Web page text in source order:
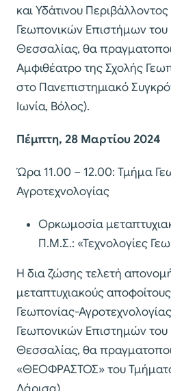
και Υδάτινου
Γεωπονικών Επιστήμων του
Θεσσαλίας, θα
Αμφιθέατρο της Σχολής
στο Πανεπιστημιακό
Ιωνία, Βόλος).
Πέμπτη, 28 Μαρτίου 2024
Ώρα 11.00 – 12.00: Τμήμα
Αγροτεχνολογίας
Ορκωμοσία
Π.Μ.Σ.: «Τεχνολογίες
Η δια ζώσης τελετή
μεταπτυχιακούς
Γεωπονίας-
Γεωπονικών Επιστημών του
Θεσσαλίας, θα
«ΘΕΟΦΡΑΣΤΟΣ» του